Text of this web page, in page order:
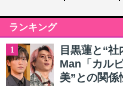
ランキング
1
目黒蓮と“
Man「カル
美”との関係